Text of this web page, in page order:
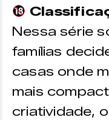
Nessa série
famílias
casas onde
mais
criatividade,